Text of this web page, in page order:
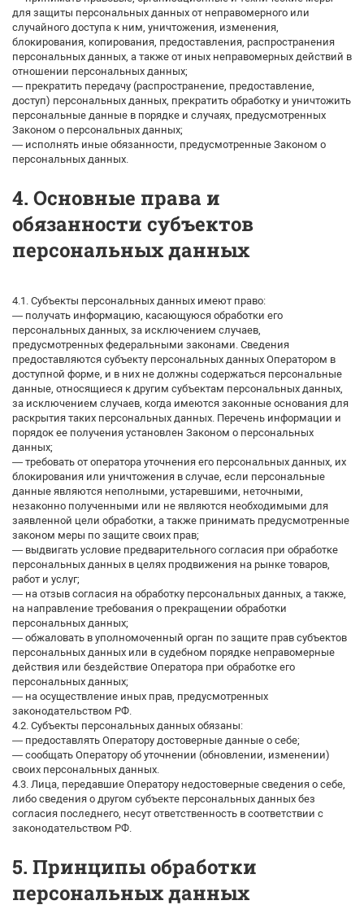
для защиты персональных данных от неправомерного или
случайного доступа к ним, уничтожения, изменения,
блокирования, копирования, предоставления, распространения
персональных данных, а также от иных неправомерных действий в
отношении персональных данных;
— прекратить передачу (распространение, предоставление,
доступ) персональных данных, прекратить обработку и уничтожить
персональные данные в порядке и случаях, предусмотренных
Законом о персональных данных;
— исполнять иные обязанности, предусмотренные Законом о
персональных данных.
4. Основные права и
обязанности субъектов
персональных данных
4.1. Субъекты персональных данных имеют право:
— получать информацию, касающуюся обработки его
персональных данных, за исключением случаев,
предусмотренных федеральными законами. Сведения
предоставляются субъекту персональных данных Оператором в
доступной форме, и в них не должны содержаться персональные
данные, относящиеся к другим субъектам персональных данных,
за исключением случаев, когда имеются законные основания для
раскрытия таких персональных данных. Перечень информации и
порядок ее получения установлен Законом о персональных
данных;
— требовать от оператора уточнения его персональных данных, их
блокирования или уничтожения в случае, если персональные
данные являются неполными, устаревшими, неточными,
незаконно полученными или не являются необходимыми для
заявленной цели обработки, а также принимать предусмотренные
законом меры по защите своих прав;
— выдвигать условие предварительного согласия при обработке
персональных данных в целях продвижения на рынке товаров,
работ и услуг;
— на отзыв согласия на обработку персональных данных, а также,
на направление требования о прекращении обработки
персональных данных;
— обжаловать в уполномоченный орган по защите прав субъектов
персональных данных или в судебном порядке неправомерные
действия или бездействие Оператора при обработке его
персональных данных;
— на осуществление иных прав, предусмотренных
законодательством РФ.
4.2. Субъекты персональных данных обязаны:
— предоставлять Оператору достоверные данные о себе;
— сообщать Оператору об уточнении (обновлении, изменении)
своих персональных данных.
4.3. Лица, передавшие Оператору недостоверные сведения о себе,
либо сведения о другом субъекте персональных данных без
согласия последнего, несут ответственность в соответствии с
законодательством РФ.
5. Принципы обработки
персональных данных